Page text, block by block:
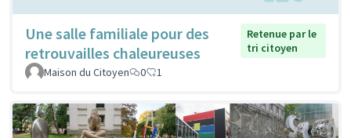
Une salle familiale pour des
retrouvailles chaleureuses
Retenue par le
tri citoyen
Maison du Citoyen
0 1